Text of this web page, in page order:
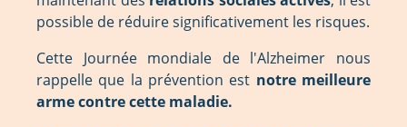
possible de réduire significativement les risques.
Cette Journée mondiale de l'Alzheimer nous
rappelle que la prévention est notre meilleure
arme contre cette maladie.